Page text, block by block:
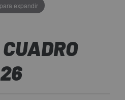
expandir